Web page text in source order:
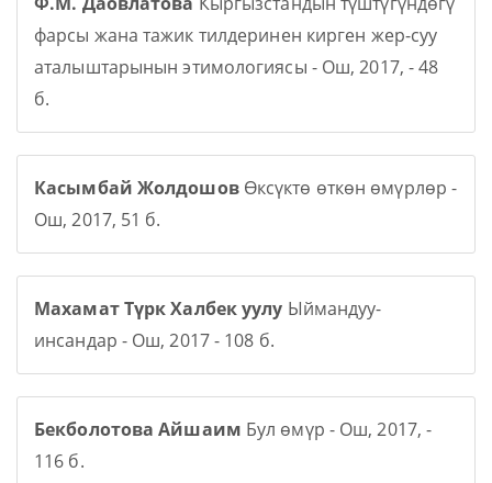
фарсы жана тажик тилдеринен кирген жер-суу
аталыштарынын этимологиясы - Ош, 2017, - 48
б.
Касымбай Жолдошов Өксүктө өткөн өмүрлөр -
Ош, 2017, 51 б.
Махамат Түрк Халбек уулу Ыймандуу-
инсандар - Ош, 2017 - 108 б.
Бекболотова Айшаим Бул өмүр - Ош, 2017, -
116 б.